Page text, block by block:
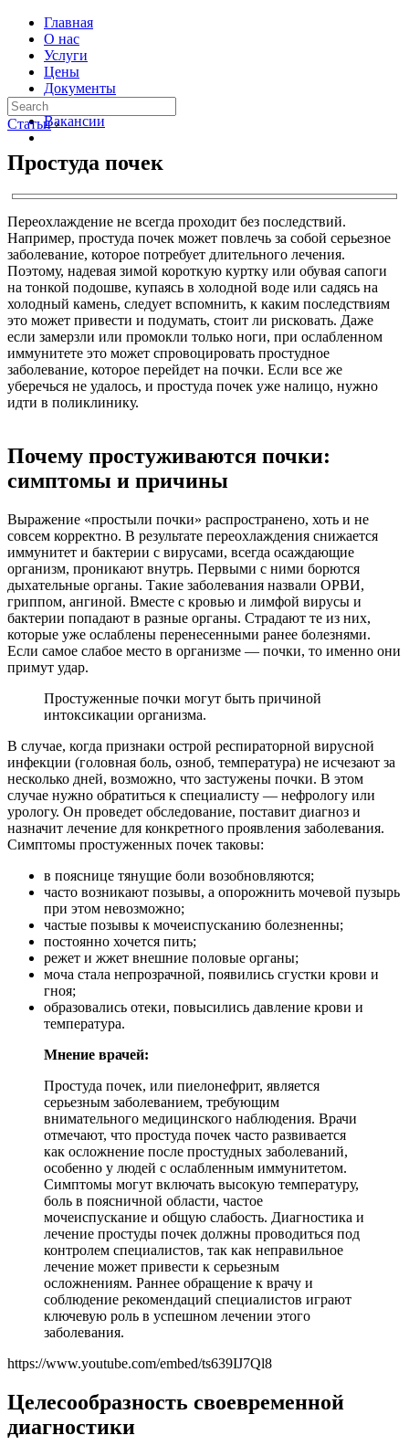
Главная
О нас
Услуги
Цены
Документы
Контакты
Вакансии
Статьи ›
Простуда почек
Переохлаждение не всегда проходит без последствий.
Например, простуда почек может повлечь за собой серьезное
заболевание, которое потребует длительного лечения.
Поэтому, надевая зимой короткую куртку или обувая сапоги
на тонкой подошве, купаясь в холодной воде или садясь на
холодный камень, следует вспомнить, к каким последствиям
это может привести и подумать, стоит ли рисковать. Даже
если замерзли или промокли только ноги, при ослабленном
иммунитете это может спровоцировать простудное
заболевание, которое перейдет на почки. Если все же
уберечься не удалось, и простуда почек уже налицо, нужно
идти в поликлинику.
Почему простуживаются почки:
симптомы и причины
Выражение «простыли почки» распространено, хоть и не
совсем корректно. В результате переохлаждения снижается
иммунитет и бактерии с вирусами, всегда осаждающие
организм, проникают внутрь. Первыми с ними борются
дыхательные органы. Такие заболевания назвали ОРВИ,
гриппом, ангиной. Вместе с кровью и лимфой вирусы и
бактерии попадают в разные органы. Страдают те из них,
которые уже ослаблены перенесенными ранее болезнями.
Если самое слабое место в организме — почки, то именно они
примут удар.
Простуженные почки могут быть причиной
интоксикации организма.
В случае, когда признаки острой респираторной вирусной
инфекции (головная боль, озноб, температура) не исчезают за
несколько дней, возможно, что застужены почки. В этом
случае нужно обратиться к специалисту — нефрологу или
урологу. Он проведет обследование, поставит диагноз и
назначит лечение для конкретного проявления заболевания.
Симптомы простуженных почек таковы:
в пояснице тянущие боли возобновляются;
часто возникают позывы, а опорожнить мочевой пузырь
при этом невозможно;
частые позывы к мочеиспусканию болезненны;
постоянно хочется пить;
режет и жжет внешние половые органы;
моча стала непрозрачной, появились сгустки крови и
гноя;
образовались отеки, повысились давление крови и
температура.
Мнение врачей:
Простуда почек, или пиелонефрит, является
серьезным заболеванием, требующим
внимательного медицинского наблюдения. Врачи
отмечают, что простуда почек часто развивается
как осложнение после простудных заболеваний,
особенно у людей с ослабленным иммунитетом.
Симптомы могут включать высокую температуру,
боль в поясничной области, частое
мочеиспускание и общую слабость. Диагностика и
лечение простуды почек должны проводиться под
контролем специалистов, так как неправильное
лечение может привести к серьезным
осложнениям. Раннее обращение к врачу и
соблюдение рекомендаций специалистов играют
ключевую роль в успешном лечении этого
заболевания.
https://www.youtube.com/embed/ts639IJ7Ql8
Целесообразность своевременной
диагностики